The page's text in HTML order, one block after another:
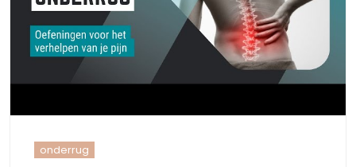
onderrug